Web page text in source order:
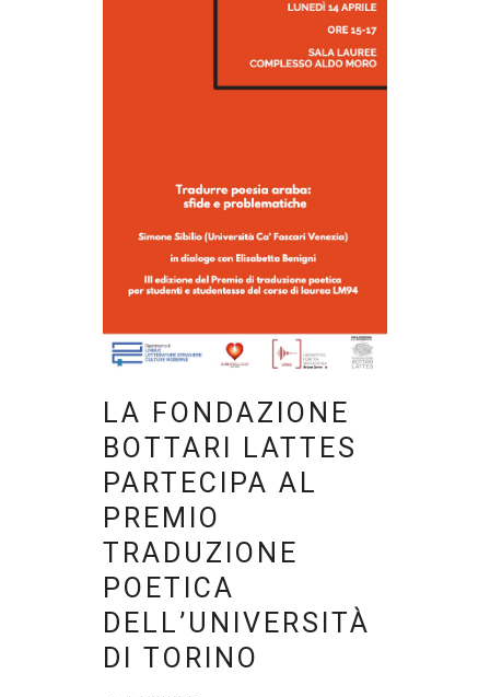
LA FONDAZIONE
BOTTARI LATTES
PARTECIPA AL
PREMIO
TRADUZIONE
POETICA
DELL’UNIVERSITÀ
DI TORINO